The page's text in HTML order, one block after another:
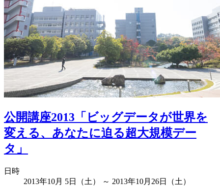
公開講座2013「ビッグデータが世界を
変える、あなたに迫る超大規模デー
タ」
日時
2013年10月 5日（土） ～ 2013年10月26日（土）